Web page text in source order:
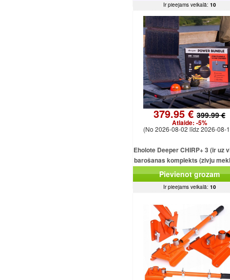
Ir pieejams veikalā: 10
379.95 €399.99 €
Atlaide: -5%
(No 2026-08-02 līdz 2026-08-
Eholote Deeper CHIRP+ 3 (ir uz
barošanas komplekts (zivju
+ 36 W saules panelis) N
Pievienot grozam
Ir pieejams veikalā: 10